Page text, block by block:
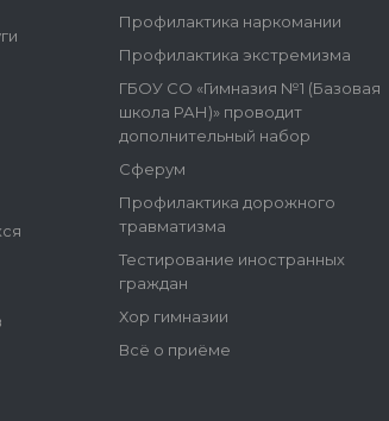
Профилактика наркомании
Профилактика экстремизма
ГБОУ СО «Гимназия №1 (Базовая
школа РАН)» проводит
дополнительный набор
Сферум
Профилактика дорожного
травматизма
Тестирование иностранных
граждан
Хор гимназии
Всё о приёме